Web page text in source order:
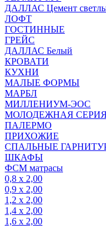
ДАЛЛАС Цемент
ЛОФТ
ГОСТИННЫЕ
ГРЕЙС
ДАЛЛАС Белый
КРОВАТИ
КУХНИ
МАЛЫЕ ФОРМЫ
МАРБЛ
МИЛЛЕНИУМ-ЭОС
МОЛОДЕЖНАЯ
ПАЛЕРМО
ПРИХОЖИЕ
СПАЛЬНЫЕ
ШКАФЫ
ФСМ матрасы
0,8 х 2,00
0,9 х 2,00
1,2 х 2,00
1,4 х 2,00
1,6 х 2,00